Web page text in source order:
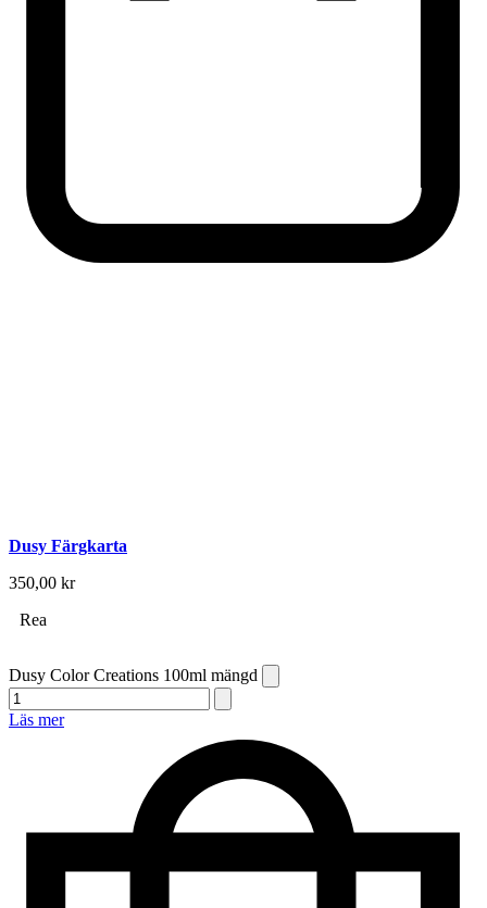
Dusy Färgkarta
350,00 kr
Rea
Dusy Color Creations 100ml mängd
Läs mer